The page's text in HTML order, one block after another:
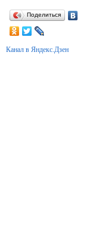
Поделиться
Канал в Яндекс.Дзен